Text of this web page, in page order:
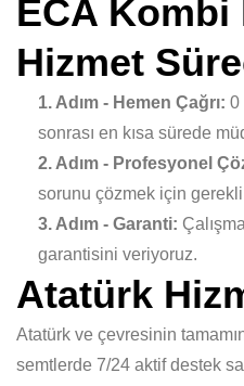
ECA Kombi
Hizmet
1. Adım - Hemen Çağrı: 0
sonrası en kısa sürede
2. Adım - Profesyonel
sorunu çözmek için
3. Adım - Garanti:
garantisini veriyoruz.
Atatürk
Atatürk ve çevresinin
semtlerde 7/24 aktif destek